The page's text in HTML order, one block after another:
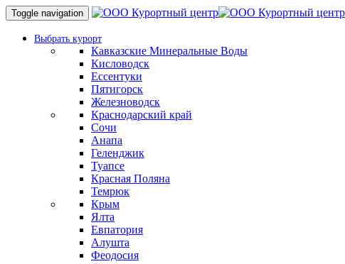
Toggle navigation
Выбрать курорт
Кавказские Минеральные Воды
Кисловодск
Ессентуки
Пятигорск
Железноводск
Краснодарский край
Сочи
Анапа
Геленджик
Туапсе
Красная Поляна
Темрюк
Крым
Ялта
Евпатория
Алушта
Феодосия